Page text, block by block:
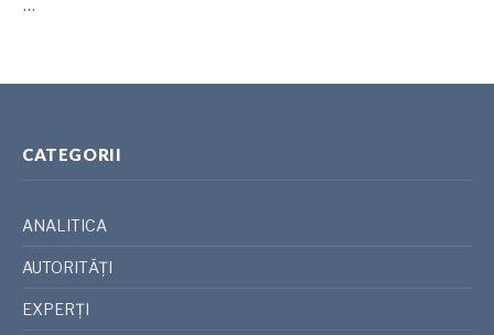
…
CATEGORII
ANALITICA
AUTORITĂȚI
EXPERȚI